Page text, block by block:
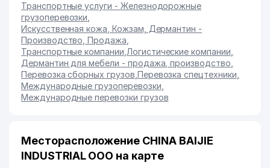
Транспортные услуги - Железнодорожные
грузоперевозки
Искусственная кожа, Кожзам, Дермантин -
Производство, Продажа
Транспортные компании Логистические компании
Дермантин для мебели - продажа, производство
Перевозка сборных грузов Перевозка спецтехники
Международные грузоперевозки
Международные перевозки грузов
Месторасположение CHINA BAIJIE
INDUSTRIAL ООО на карте